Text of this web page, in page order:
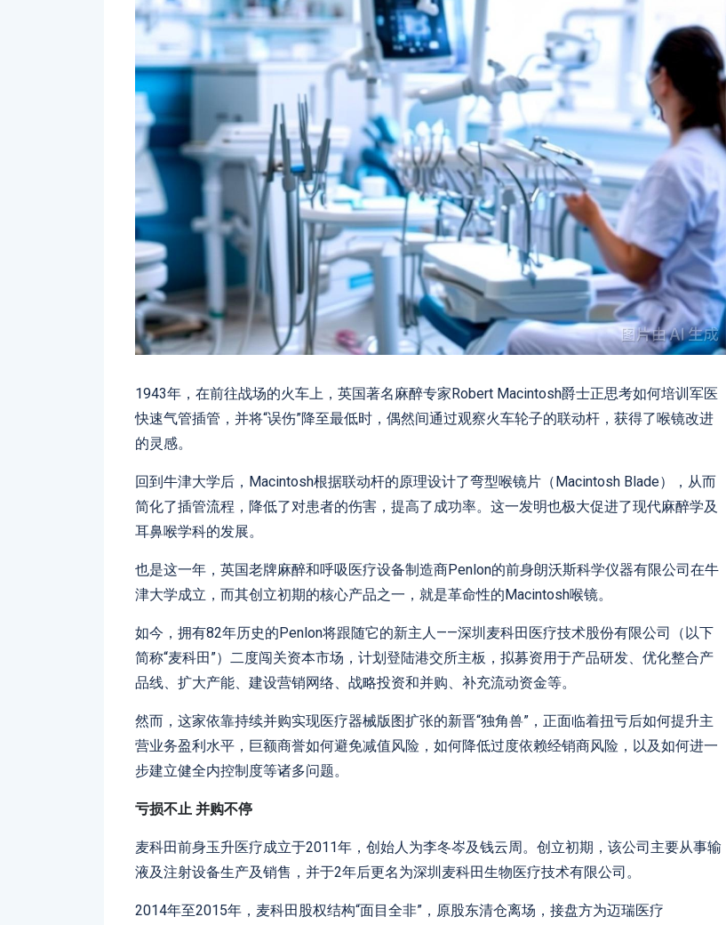
1943年，在前往战场的火车上，英国著名麻醉专家Robert Macintosh爵士正思考如何培训军医
快速气管插管，并将“误伤”降至最低时，偶然间通过观察火车轮子的联动杆，获得了喉镜改进
的灵感。
回到牛津大学后，Macintosh根据联动杆的原理设计了弯型喉镜片（Macintosh Blade），从而
简化了插管流程，降低了对患者的伤害，提高了成功率。这一发明也极大促进了现代麻醉学及
耳鼻喉学科的发展。
也是这一年，英国老牌麻醉和呼吸医疗设备制造商Penlon的前身朗沃斯科学仪器有限公司在牛
津大学成立，而其创立初期的核心产品之一，就是革命性的Macintosh喉镜。
如今，拥有82年历史的Penlon将跟随它的新主人——深圳麦科田医疗技术股份有限公司（以下
简称“麦科田”）二度闯关资本市场，计划登陆港交所主板，拟募资用于产品研发、优化整合产
品线、扩大产能、建设营销网络、战略投资和并购、补充流动资金等。
然而，这家依靠持续并购实现医疗器械版图扩张的新晋“独角兽”，正面临着扭亏后如何提升主
营业务盈利水平，巨额商誉如何避免减值风险，如何降低过度依赖经销商风险，以及如何进一
步建立健全内控制度等诸多问题。
亏损不止 并购不停
麦科田前身玉升医疗成立于2011年，创始人为李冬岑及钱云周。创立初期，该公司主要从事输
液及注射设备生产及销售，并于2年后更名为深圳麦科田生物医疗技术有限公司。
2014年至2015年，麦科田股权结构“面目全非”，原股东清仓离场，接盘方为迈瑞医疗